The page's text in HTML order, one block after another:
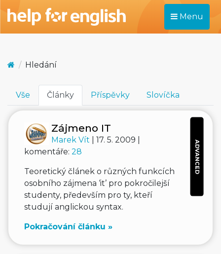
Menu
Hledání
Vše Články Příspěvky Slovíčka
ADVANCED
Zájmeno IT
Marek Vít
| 17. 5. 2009 |
komentáře: 28
Teoretický článek o různých funkcích
osobního zájmena ‘it’ pro pokročilejší
studenty, především pro ty, kteří
studují anglickou syntax.
Pokračování článku »